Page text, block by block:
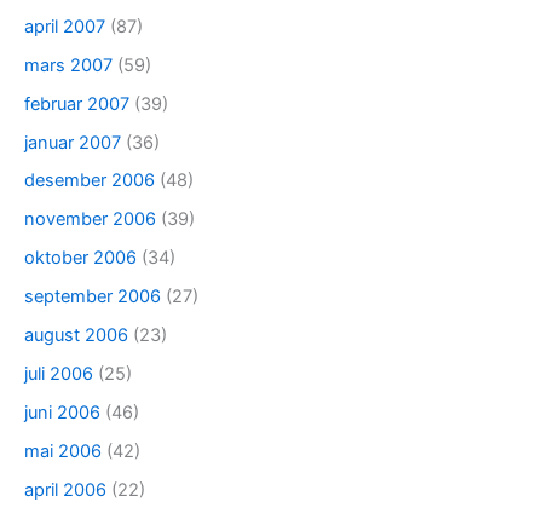
april 2007 (87)
mars 2007 (59)
februar 2007 (39)
januar 2007 (36)
desember 2006 (48)
november 2006 (39)
oktober 2006 (34)
september 2006 (27)
august 2006 (23)
juli 2006 (25)
juni 2006 (46)
mai 2006 (42)
april 2006 (22)